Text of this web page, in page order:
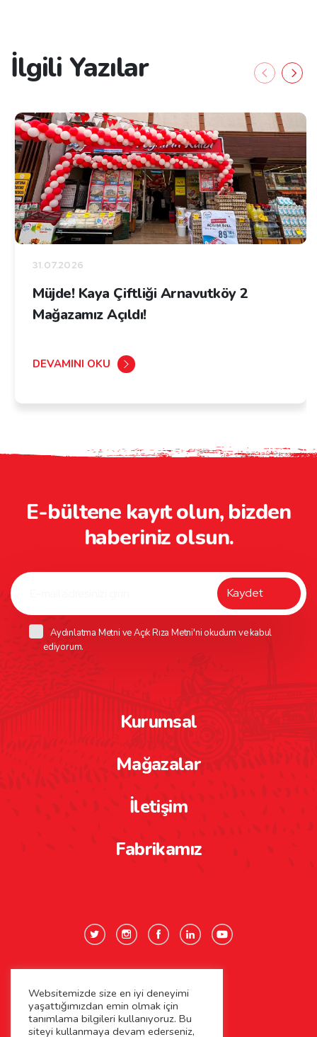
İlgili Yazılar
31.07.2026
Müjde! Kaya Çiftliği Arnavutköy 2
Mağazamız Açıldı!
DEVAMINI OKU
E-bültene kayıt olun, bizden
haberiniz olsun.
Aydınlatma Metni veAçık Rıza Metni'ni okudum ve kabul
ediyorum.
Kurumsal
Mağazalar
İletişim
Fabrikamız
Gizlilik Politikası
Çerez Politikası
Websitemizde size en iyi deneyimi
yaşattığımızdan emin olmak için
tanımlama bilgileri kullanıyoruz. Bu
siteyi kullanmaya devam ederseniz,